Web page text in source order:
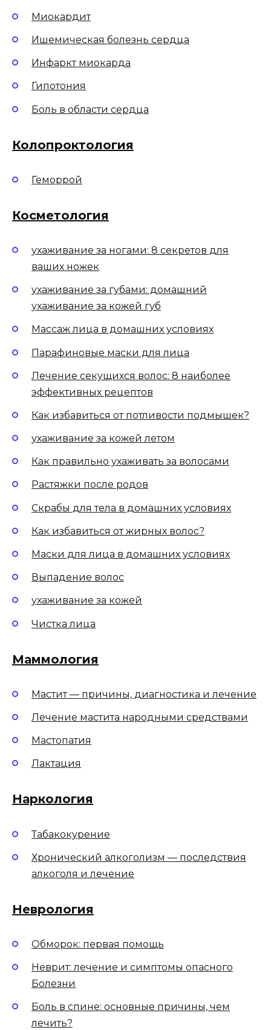
Миокардит
Ишемическая болезнь сердца
Инфаркт миокарда
Гипотония
Боль в области сердца
Колопроктология
Геморрой
Косметология
ухаживание за ногами: 8 секретов для
ваших ножек
ухаживание за губами: домашний
ухаживание за кожей губ
Массаж лица в домашних условиях
Парафиновые маски для лица
Лечение секущихся волос: 8 наиболее
эффективных рецептов
Как избавиться от потливости подмышек?
ухаживание за кожей летом
Как правильно ухаживать за волосами
Растяжки после родов
Скрабы для тела в домашних условиях
Как избавиться от жирных волос?
Маски для лица в домашних условиях
Выпадение волос
ухаживание за кожей
Чистка лица
Маммология
Мастит — причины, диагностика и лечение
Лечение мастита народными средствами
Мастопатия
Лактация
Наркология
Табакокурение
Хронический алкоголизм — последствия
алкоголя и лечение
Неврология
Обморок: первая помощь
Неврит: лечение и симптомы опасного
Болезни
Боль в спине: основные причины, чем
лечить?